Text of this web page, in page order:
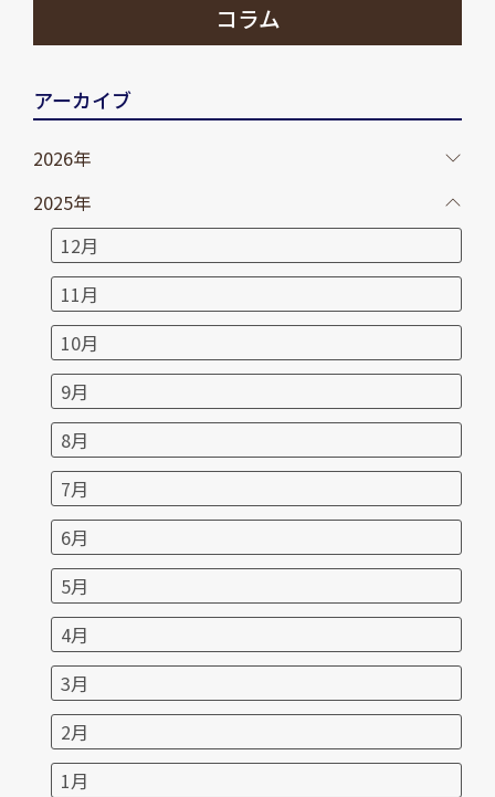
コラム
アーカイブ
2026年
2025年
12月
11月
10月
9月
8月
7月
6月
5月
4月
3月
2月
1月